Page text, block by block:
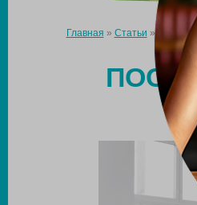
Главная » Статьи »После